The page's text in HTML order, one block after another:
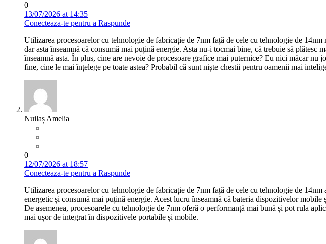
0
13/07/2026 at 14:35
Conecteaza-te pentru a Raspunde
Utilizarea procesoarelor cu tehnologie de fabricație de 7nm față de cele cu tehnologie de
dar asta înseamnă că consumă mai puțină energie. Asta nu-i tocmai bine, că trebuie să
înseamnă asta. În plus, cine are nevoie de procesoare grafice mai puternice? Eu nici măcar
fine, cine le mai înțelege pe toate astea? Probabil că sunt niște chestii pentru oamenii mai
Nuilaș Amelia
0
12/07/2026 at 18:57
Conecteaza-te pentru a Raspunde
Utilizarea procesoarelor cu tehnologie de fabricație de 7nm față de cele cu tehnologie de
energetic și consumă mai puțină energie. Acest lucru înseamnă că bateria dispozitivelor
De asemenea, procesoarele cu tehnologie de 7nm oferă o performanță mai bună și pot rula
mai ușor de integrat în dispozitivele portabile și mobile.